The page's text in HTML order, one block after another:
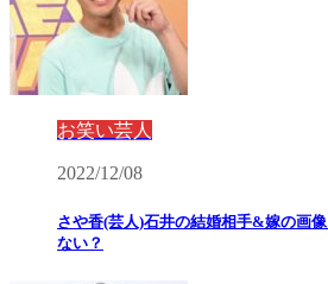
お笑い芸人
2022/12/08
さや香(芸人)石井の結婚相手&嫁の画
ない？